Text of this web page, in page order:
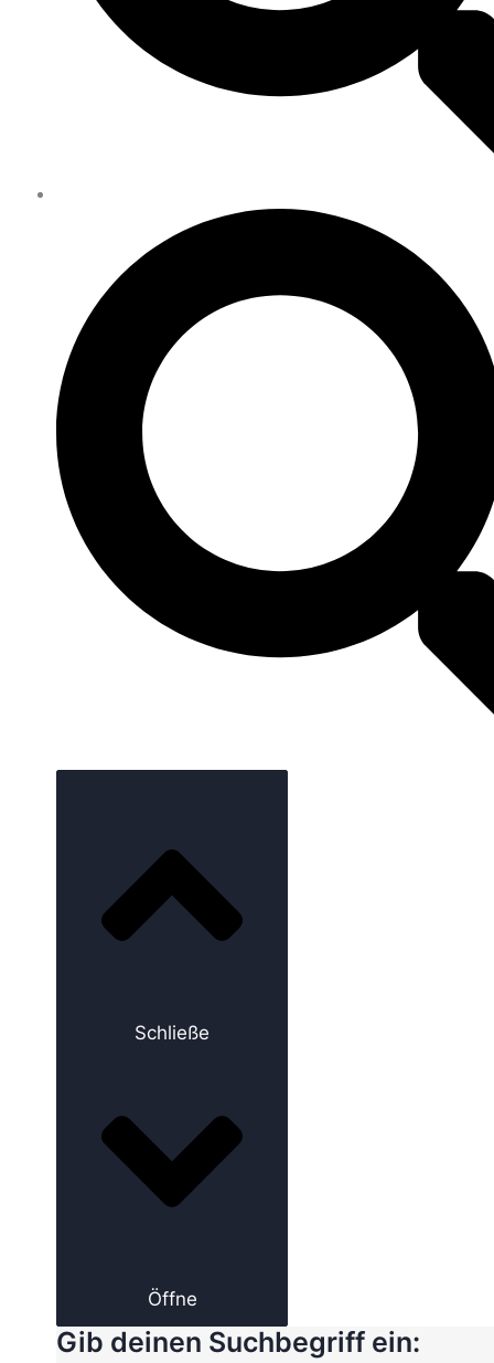
Schließe
Öffne
Gib deinen Suchbegriff ein: